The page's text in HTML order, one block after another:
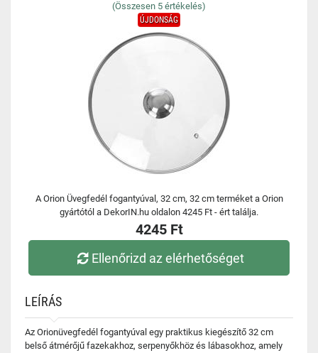
(Összesen 5 értékelés)
ÚJDONSÁG
A Orion Üvegfedél fogantyúval, 32 cm, 32 cm terméket a Orion
gyártótól a DekorIN.hu oldalon 4245 Ft - ért találja.
4245 Ft
Ellenőrizd az elérhetőséget
LEÍRÁS
Az Orionüvegfedél fogantyúval egy praktikus kiegészítő 32 cm
belső átmérőjű fazekakhoz, serpenyőkhöz és lábasokhoz, amely